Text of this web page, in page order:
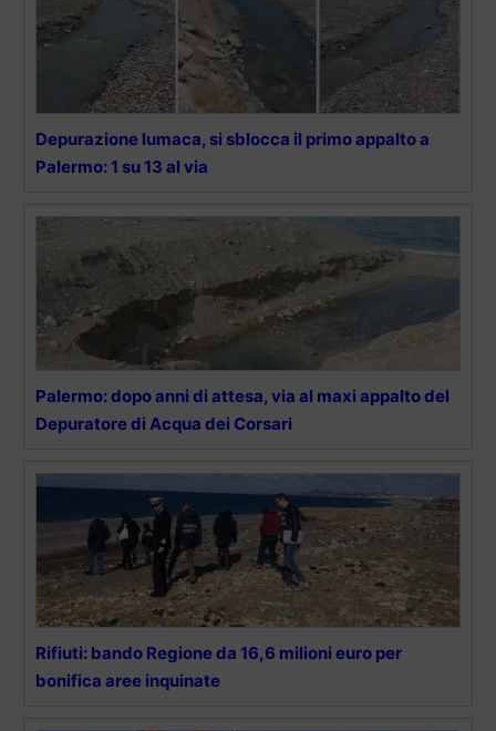
Depurazione lumaca, si sblocca il primo appalto a
Palermo: 1 su 13 al via
Palermo: dopo anni di attesa, via al maxi appalto del
Depuratore di Acqua dei Corsari
Rifiuti: bando Regione da 16,6 milioni euro per
bonifica aree inquinate